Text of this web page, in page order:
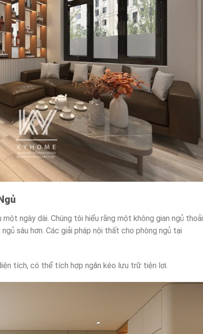
ngày dài. Chúng tôi hiểu rằng một không gian ngủ thoải
sâu hơn. Các giải pháp nội thất cho phòng ngủ tại
tích, có thể tích hợp ngăn kéo lưu trữ tiện lợi.